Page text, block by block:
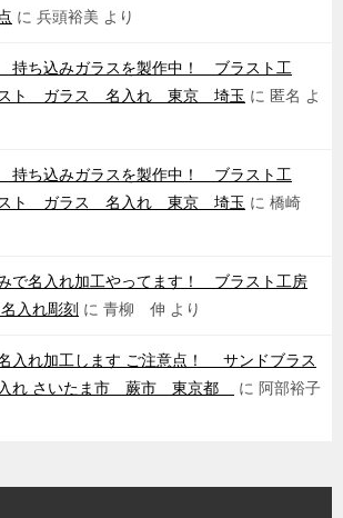
に 兵頭裕美 より
持ち込みガラスを製作中！ ブラスト工
ト ガラス 名入れ 東京 埼玉 に 匿名 よ
持ち込みガラスを製作中！ ブラスト工
ト ガラス 名入れ 東京 埼玉 に 橋崎
で名入れ加工やってます！ ブラスト工房
入れ彫刻 に 青柳 伸 より
入れ加工します ご注意点！ サンドブラス
れ さいたま市 蕨市 東京都
に 阿部裕子